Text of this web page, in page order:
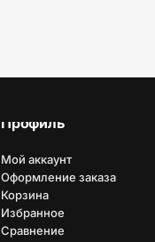
Профиль
Мой аккаунт
Оформление заказа
Корзина
Избранное
Сравнение